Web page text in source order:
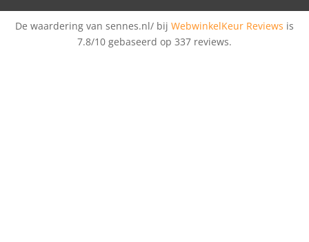
De waardering van sennes.nl/ bij WebwinkelKeur Reviews is
7.8/10 gebaseerd op 337 reviews.